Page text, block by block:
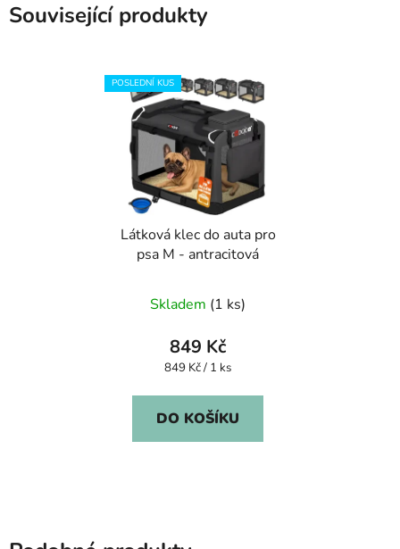
Související produkty
POSLEDNÍ KUS
Látková klec do auta pro
psa M - antracitová
Skladem (1 ks)
849 Kč
Měrná
849 Kč / 1 ks
DO KOŠÍKU